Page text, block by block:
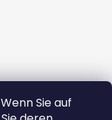
Sie auf